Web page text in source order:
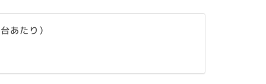
あたり）